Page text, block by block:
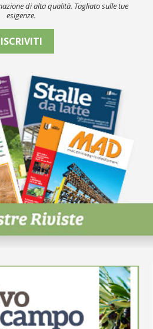
di alta qualità. Tagliato sulle tue
esigenze.
ISCRIVITI